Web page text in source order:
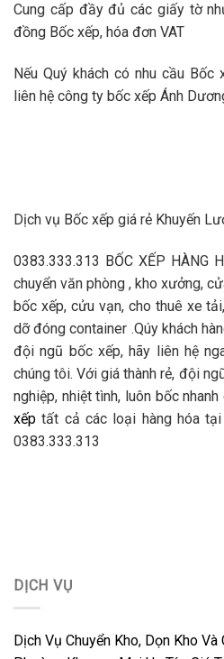
Cung cấp đầy đủ các giấy tờ
đồng Bốc xếp, hóa đơn VAT
Nếu Quý khách có nhu cầu
liên hệ công ty bốc xếp Ánh
Dịch vụ Bốc xếp giá rẻ Khuyến
0383.333.313 BỐC XẾP HÀNG
chuyển văn phòng , kho xưởng,
bốc xếp, cửu vạn, cho thuê xe
dỡ đóng container .Qúy khách
đội ngũ bốc xếp, hãy liên hệ
chúng tôi. Với giá thành rẻ, đội
nghiệp, nhiệt tình, luôn bốc
xếp tất cả các loại hàng hóa
0383.333.313
DỊCH VỤ
Dịch Vụ Chuyển Kho, Dọn Kho